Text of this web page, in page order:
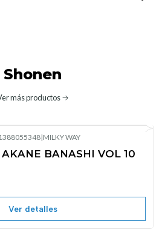
Shonen
más productos
|MILKY WAY
BANASHI VOL 10
Ver detalles